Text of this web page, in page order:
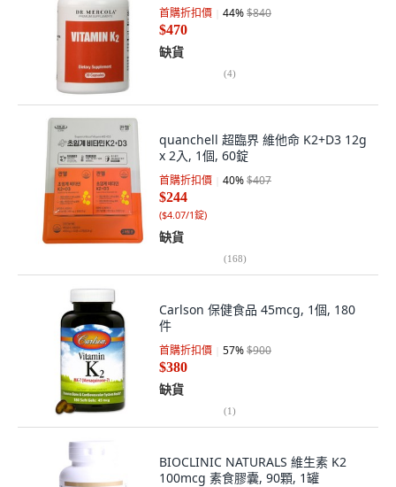
首購折扣價 44%$840
$470
缺貨
(4)
quanchell 超臨界 維他命 K2+D3 12g
x 2入, 1個, 60錠
首購折扣價 40%$407
$244
($4.07/1錠)
缺貨
(168)
Carlson 保健食品 45mcg, 1個, 180
件
首購折扣價 57%$900
$380
缺貨
(1)
BIOCLINIC NATURALS 維生素 K2
100mcg 素食膠囊, 90顆, 1罐